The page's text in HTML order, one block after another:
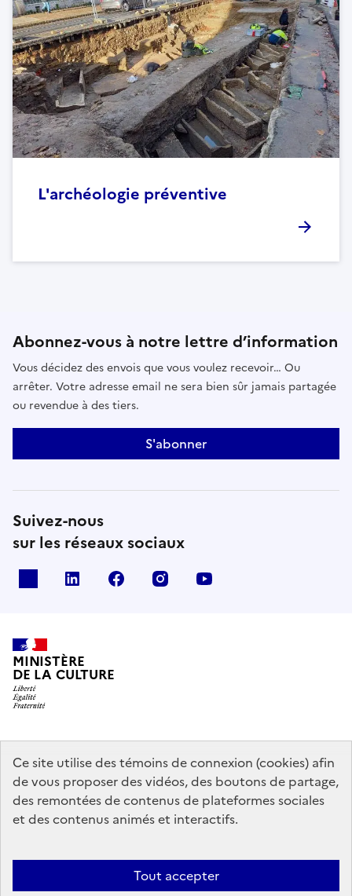
Ce site utilise des témoins de connexion (cookies) afin
de vous proposer des vidéos, des boutons de partage,
des remontées de contenus de plateformes sociales
et des contenus animés et interactifs.
Tout accepter
L'archéologie préventive
Abonnez-vous à notre lettre d’information
Vous décidez des envois que vous voulez recevoir… Ou
arrêter. Votre adresse email ne sera bien sûr jamais partagée
ou revendue à des tiers.
S'abonner
Suivez-nous
sur les réseaux sociaux
linkedin facebook instagram
MINISTÈRE
DE LA CULTURE
data.gouv.fr legifrance.gouv.fr
info.gouv.fr
service-public.gouv.fr
Mentions légales Accessibilité : partiellement conforme
Politique
d’utilisation des témoins de connexion (cookies)